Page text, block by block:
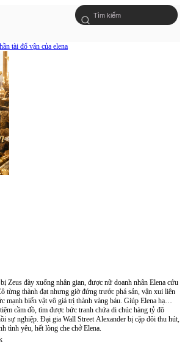
tài đổ vận của elena
Zeus đày xuống nhân gian, được nữ doanh nhân Elena cứu
từng thành đạt nhưng giờ đứng trước phá sản, vận xui liên
mạnh biến vật vô giá trị thành vàng báu. Giúp Elena hạ
cầm đồ, tìm được bức tranh chứa di chúc hàng tỷ đô
sự nghiệp. Đại gia Wall Street Alexander bị cặp đôi thu hút,
tình yêu, hết lòng che chở Elena.